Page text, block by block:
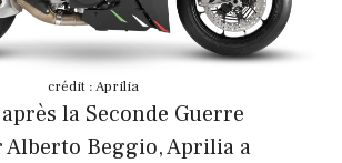
crédit : Aprilia
la Seconde Guerre
Alberto Beggio, Aprilia a